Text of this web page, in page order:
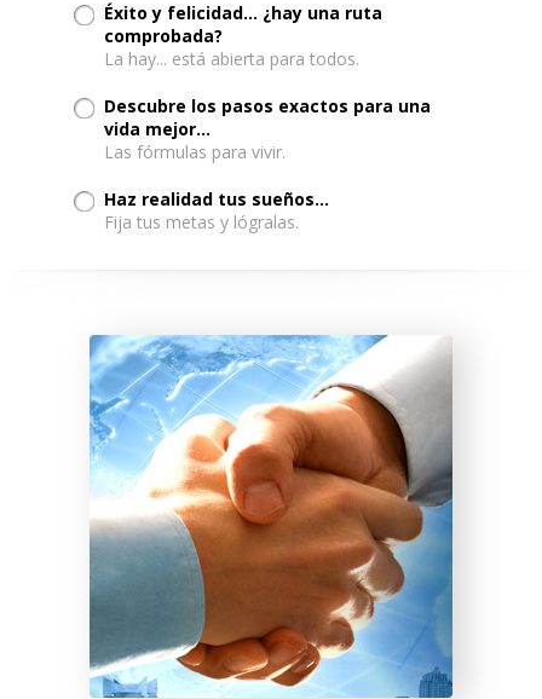
Éxito y felicidad… ¿hay una ruta
comprobada?
La hay... está abierta para todos.
Descubre los pasos exactos para una
vida mejor…
Las fórmulas para vivir.
Haz realidad tus sueños...
Fija tus metas y lógralas.